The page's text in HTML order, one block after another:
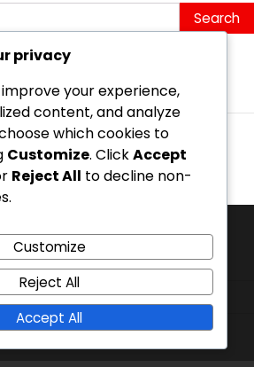
privacy
your experience,
content, and analyze
which cookies to
Customize. ClickAccept
Reject All to decline non-
Customize
Reject All
Accept All